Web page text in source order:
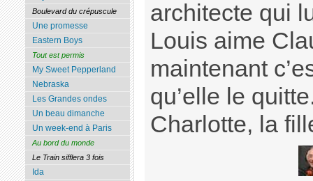
architecte qui
Louis aime
maintenant
qu’elle le
Charlotte, la
Boulevard du crépuscule
Une promesse
Eastern Boys
Tout est permis
My Sweet Pepperland
Nebraska
Les Grandes ondes
Un beau dimanche
Un week-end à Paris
Au bord du monde
Le Train sifflera 3 fois
Ida